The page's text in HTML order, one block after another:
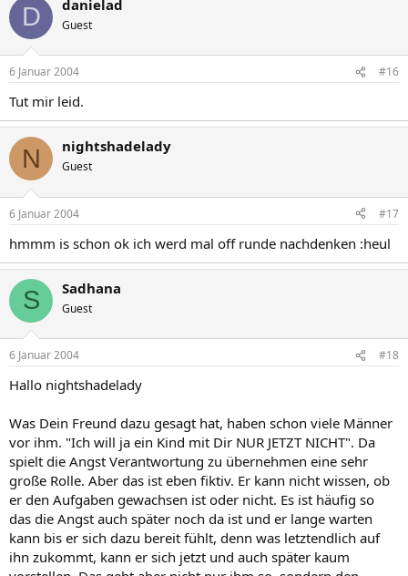
D danielad
Guest
6 Januar 2004 #16
Tut mir leid.
N nightshadelady
Guest
6 Januar 2004 #17
hmmm is schon ok ich werd mal off runde nachdenken :heul
S Sadhana
Guest
6 Januar 2004 #18
Hallo nightshadelady
Was Dein Freund dazu gesagt hat, haben schon viele Männer
vor ihm. "Ich will ja ein Kind mit Dir NUR JETZT NICHT". Da
spielt die Angst Verantwortung zu übernehmen eine sehr
große Rolle. Aber das ist eben fiktiv. Er kann nicht wissen, ob
er den Aufgaben gewachsen ist oder nicht. Es ist häufig so
das die Angst auch später noch da ist und er lange warten
kann bis er sich dazu bereit fühlt, denn was letztendlich auf
ihn zukommt, kann er sich jetzt und auch später kaum